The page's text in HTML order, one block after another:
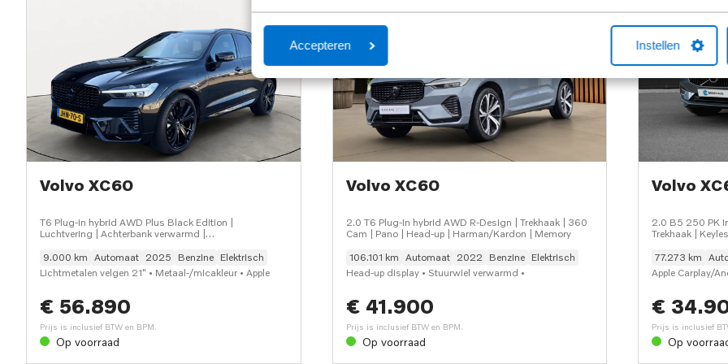
Accepteren Instellen
Volvo XC60
T6 Plug-in hybrid AWD Plus Black Edition |
Luchtvering | Achterbank verwarmd |
9.000 km Automaat 2025 Benzine Elektrisch
Lichtmetalen velgen 21" • Metaal-/micakleur • Apple
DAB ontvanger • Draadloze telefoonlader • Volledig
digitaal instrumentenpaneel • Elektrisch verstelb.
passagiersstoel met geheugen • Hemelbekleding
donker • Stuurwiel verwarmd • Luxe lederen/stof
€ 56.890
Prijs is inclusief BTW en BPM.
Op voorraad
Volvo XC60
2.0 T6 Plug-in hybrid AWD R-Design | Trekhaak | 360
Cam | Pano | Head-up | Harman/Kardon | Memory
106.101 km Automaat 2022 Benzine
Elektrisch
Head-up display • Stuurwiel verwarmd •
Stop&Go en stuurhulp • Elektrisch glazen panorama-
dak • Elektrisch verstelb. bestuurdersstoel met
geheugen • Kinderzitje(s) geintegreerd in achterbank •
Trekhaak elektrisch uitklapbaar
€ 41.900
Prijs is inclusief BTW en BPM.
Op voorraad
Volvo
2.0 B5 250 PK
Trekhaak |
77.273 km
Apple Carplay/
• Elektrisch
LED koplampen
• Trekhaak
€
Prijs is inclusief
Op